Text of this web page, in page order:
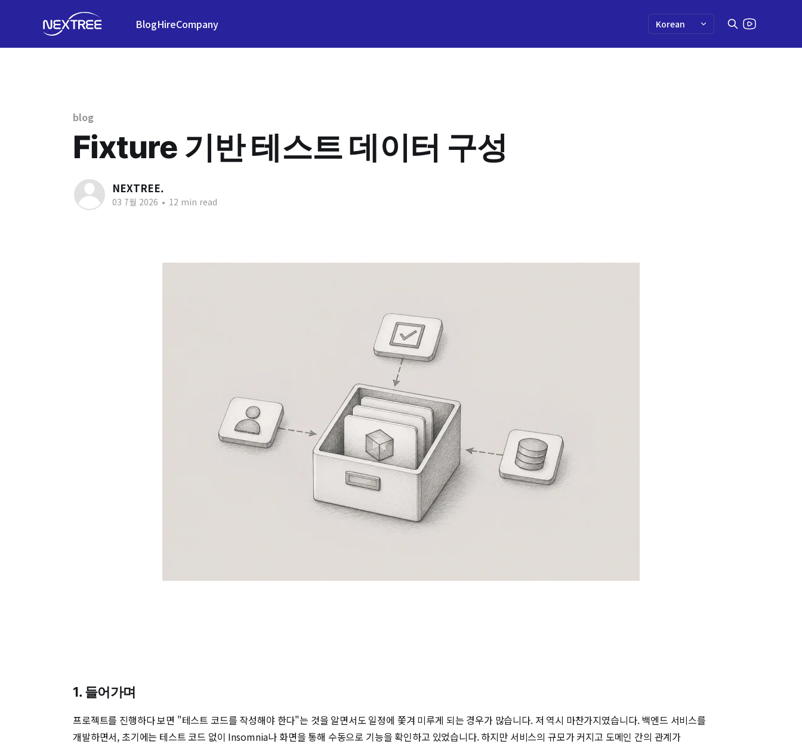
BlogHireCompany
blog
Fixture 기반 테스트 데이터 구성
NEXTREE.
03 7월 2026 • 12 min read
1. 들어가며
프로젝트를 진행하다 보면 "테스트 코드를 작성해야 한다"는 것을 알면서도 일정에 쫓겨 미루게 되는 경우가 많습니다. 저 역시 마찬가지였습니다. 백엔드 서비스를
개발하면서, 초기에는 테스트 코드 없이 Insomnia나 화면을 통해 수동으로 기능을 확인하고 있었습니다. 하지만 서비스의 규모가 커지고 도메인 간의 관계가